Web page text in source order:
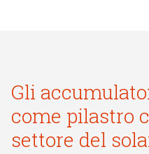
Gli
come pilastro
settore del